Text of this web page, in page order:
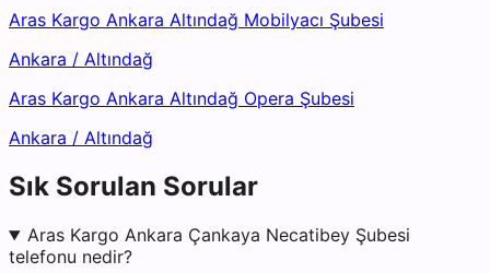
Aras Kargo Ankara Altındağ Mobilyacı Şubesi
Ankara / Altındağ
Aras Kargo Ankara Altındağ Opera Şubesi
Ankara / Altındağ
Sık Sorulan Sorular
Aras Kargo Ankara Çankaya Necatibey Şubesi
telefonu nedir?